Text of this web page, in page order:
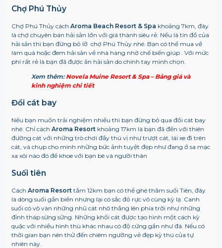
Chợ Phú Thủy
Chợ Phú Thủy cách Aroma Beach Resort & Spa khoảng 7km, đây
là chợ chuyên bán hải sản lớn với giá thành siêu rẻ. Nếu là tín đồ của
hải sản thì bạn đừng bỏ lỡ chợ Phú Thủy nhé. Bạn có thể mua về
làm quà hoặc đem hải sản về nhà hàng nhờ chế biến giúp . Với mức
phí rất rẻ là bạn đã được ăn hải sản do chính tay mình chọn.
Xem thêm: Novela Muine Resort & Spa – Bảng giá và
kinh nghiệm chi tiết
Đồi cát bay
Nếu bạn muốn trải nghiệm nhiều thì bạn đừng bỏ qua đồi cát bay
nhé. Chỉ cách Aroma Resortkhoảng 17km là bạn đã đến với thiên
đường cát với những trò chơi đầy thú vị như trượt cát, lái xe đi trên
cát, và chụp cho mình những bức ảnh tuyệt đẹp như đang ở sa mạc
xa xôi nào đó để khoe với bạn bè và người thân
Suối tiên
Cách Aroma Resorttầm 12km bạn có thể ghé thăm suối Tiên, đây
là dòng suối gần biển nhưng lại có sắc đỏ rực vô cùng kỳ lạ. Canh
suối có vô vàn những nhũ cát nhô thẳng lên phía trời như những
đỉnh tháp sừng sững. Những khối cát được tạo hình một cách kỳ
quặc với nhiều hình thù khác nhau có độ cứng gần như đá. Nếu có
thời gian bạn nên thử đến chiêm ngưỡng vẻ đẹp kỳ thú của tự
nhiên này.